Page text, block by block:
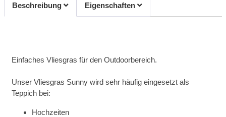
Beschreibung Eigenschaften
Einfaches Vliesgras für den Outdoorbereich.
Unser Vliesgras Sunny wird sehr häufig eingesetzt als
Teppich bei:
Hochzeiten